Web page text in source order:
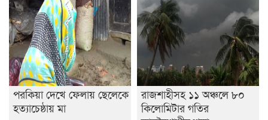
পরকিয়া দেখে ফেলায় ছেলেকে
হত্যাচেষ্ঠায় মা
রাজশাহীসহ ১১ অঞ্চলে ৮০
কিলোমিটার গতির